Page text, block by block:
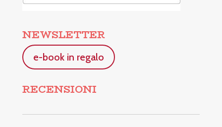
NEWSLETTER
e-book in regalo
RECENSIONI